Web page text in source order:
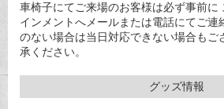
車椅子にてご来場のお客様は必ず事前に
インメントへメールまたは電話にてご連
のない場合は当日対応できない場合もご
承ください。
グッズ情報